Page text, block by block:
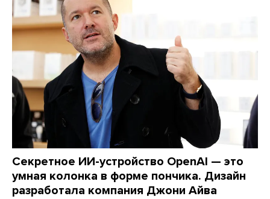
Секретное ИИ-устройство OpenAI — это
умная колонка в форме пончика. Дизайн
разработала компания Джони Айва